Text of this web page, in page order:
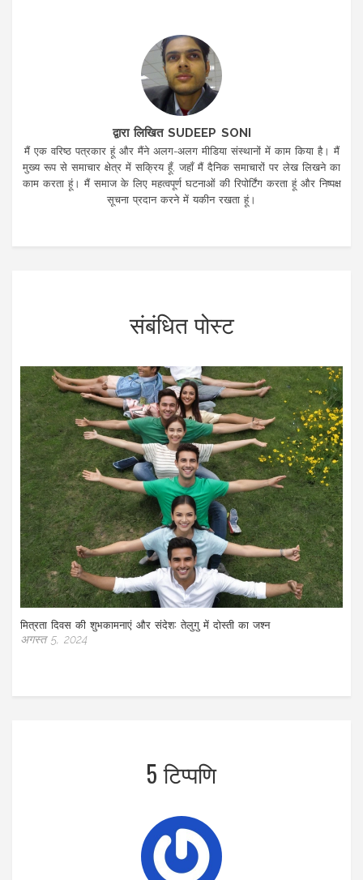
द्वारा लिखित SUDEEP SONI
मैं एक वरिष्ठ पत्रकार हूं और मैंने अलग-अलग मीडिया संस्थानों में काम किया है। मैं
मुख्य रूप से समाचार क्षेत्र में सक्रिय हूँ, जहाँ मैं दैनिक समाचारों पर लेख लिखने का
काम करता हूं। मैं समाज के लिए महत्वपूर्ण घटनाओं की रिपोर्टिंग करता हूं और निष्पक्ष
सूचना प्रदान करने में यकीन रखता हूं।
संबंधित पोस्ट
मित्रता दिवस की शुभकामनाएं और संदेश: तेलुगु में दोस्ती का जश्न
अगस्त 5, 2024
5 टिप्पणि